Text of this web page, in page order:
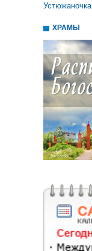
Устюжаночка
ХРАМЫ